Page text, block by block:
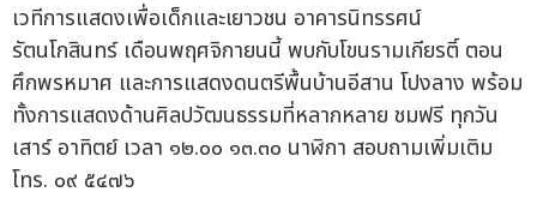
เวทีการแสดงเพื่อเด็กและเยาวชน อาคารนิทรรศน์
รัตนโกสินทร์ เดือนพฤศจิกายนนี้ พบกับโขนรามเกียรติ์ ตอน
ศึกพรหมาศ และการแสดงดนตรีพื้นบ้านอีสาน โปงลาง พร้อม
ทั้งการแสดงด้านศิลปวัฒนธรรมที่หลากหลาย ชมฟรี ทุกวัน
เสาร์ อาทิตย์ เวลา ๑๒.๐๐ ๑๓.๓๐ นาฬิกา สอบถามเพิ่มเติม
โทร. ๐๙ ๕๔๗๖